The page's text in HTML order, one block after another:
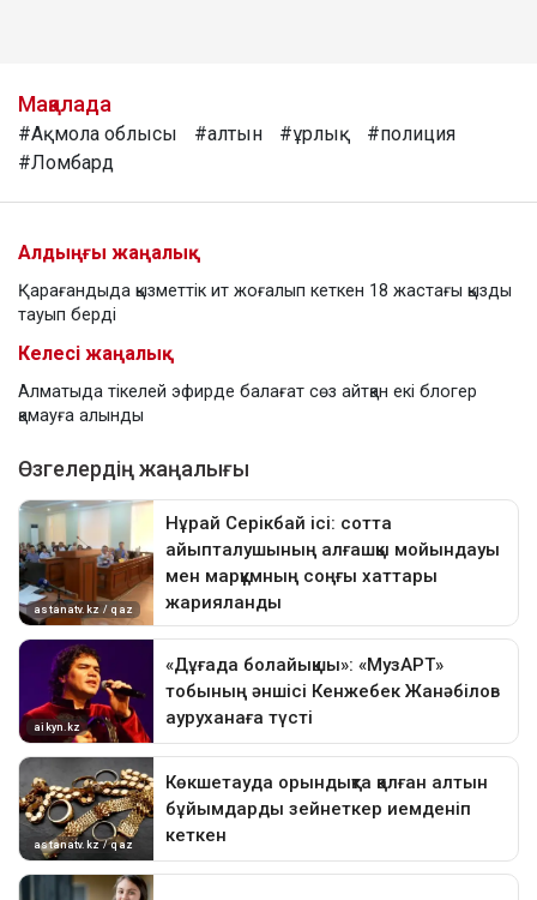
Мақалада
#Ақмола облысы #алтын #ұрлық
#полиция
#Ломбард
Алдыңғы жаңалық
Қарағандыда қызметтік ит жоғалып кеткен 18 жастағы қызды
тауып берді
Келесі жаңалық
Алматыда тікелей эфирде балағат сөз айтқан екі блогер
қамауға алынды